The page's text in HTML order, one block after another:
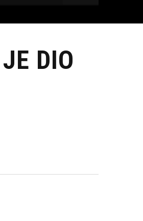
DIO